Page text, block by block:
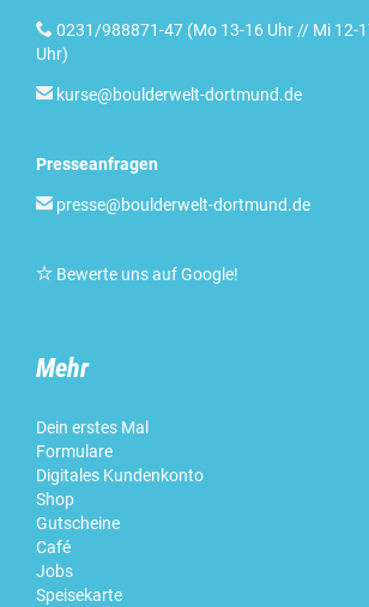
 0231/988871-47 (Mo 13-16 Uhr // Mi 12-
Uhr)
 kurse@boulderwelt-dortmund.de
Presseanfragen
 presse@boulderwelt-dortmund.de
 Bewerte uns auf Google!
Mehr
Dein erstes Mal
Formulare
Digitales Kundenkonto
Shop
Gutscheine
Café
Jobs
Speisekarte